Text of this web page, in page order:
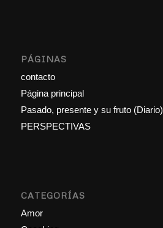
PÁGINAS
contacto
Página principal
Pasado, presente y su fruto (Diario)
PERSPECTIVAS
CATEGORÍAS
Amor